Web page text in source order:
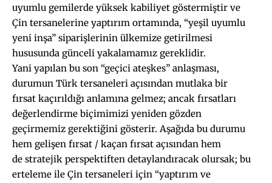
uyumlu gemilerde yüksek kabiliyet göstermiştir ve
Çin tersanelerine yaptırım ortamında, “yeşil uyumlu
yeni inşa” siparişlerinin ülkemize getirilmesi
hususunda günceli yakalamamız gereklidir.
Yani yapılan bu son “geçici ateşkes” anlaşması,
durumun Türk tersaneleri açısından mutlaka bir
fırsat kaçırıldığı anlamına gelmez; ancak fırsatları
değerlendirme biçimimizi yeniden gözden
geçirmemiz gerektiğini gösterir. Aşağıda bu durumu
hem gelişen fırsat / kaçan fırsat açısından hem
de stratejik perspektiften detaylandıracak olursak; bu
erteleme ile Çin tersaneleri için “yaptırım ve